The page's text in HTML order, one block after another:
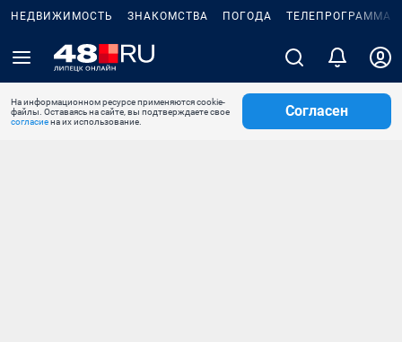
НЕДВИЖИМОСТЬ ЗНАКОМСТВА ПОГОДА ТЕЛЕПРОГРАММА
На информационном ресурсе применяются cookie-
файлы. Оставаясь на сайте, вы подтверждаете свое
согласиена их использование.
Согласен